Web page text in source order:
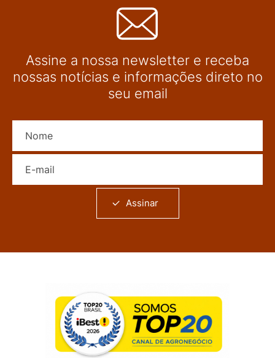
Assine a nossa newsletter e receba
nossas notícias e informações direto no
seu email
Assinar